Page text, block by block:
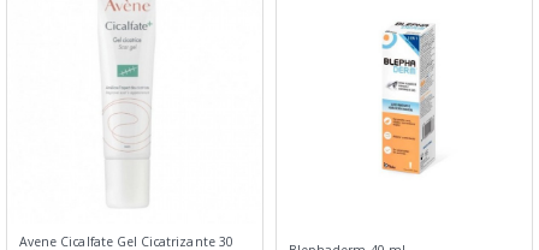
Avene Cicalfate Gel Cicatrizante 30